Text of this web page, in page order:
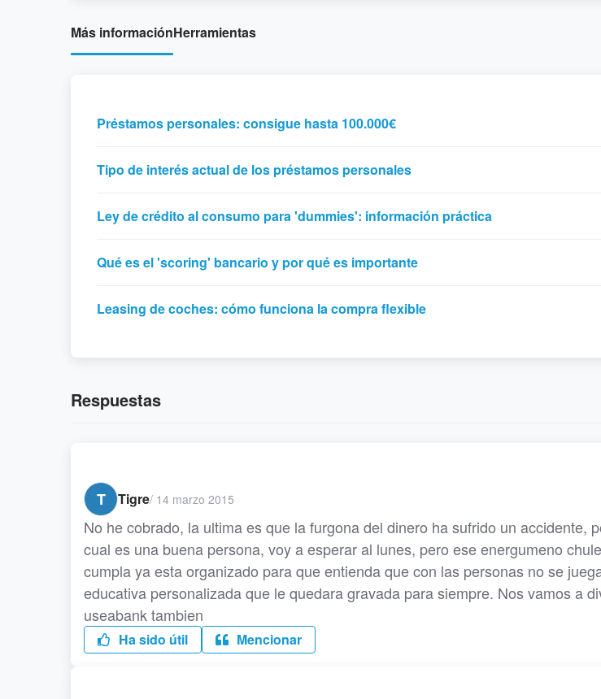
Más informaciónHerramientas
Préstamos personales: consigue hasta 100.000€
Tipo de interés actual de los préstamos personales
Ley de crédito al consumo para 'dummies': información práctica
Qué es el 'scoring' bancario y por qué es importante
Leasing de coches: cómo funciona la compra flexible
Respuestas
T
Tigre/ 14 marzo 2015
No he cobrado, la ultima es que la furgona del dinero ha sufrido un accidente,
cual es una buena persona, voy a esperar al lunes, pero ese energumeno
cumpla ya esta organizado para que entienda que con las personas no se
educativa personalizada que le quedara gravada para siempre. Nos vamos a
useabank tambien
Ha sido útil Mencionar